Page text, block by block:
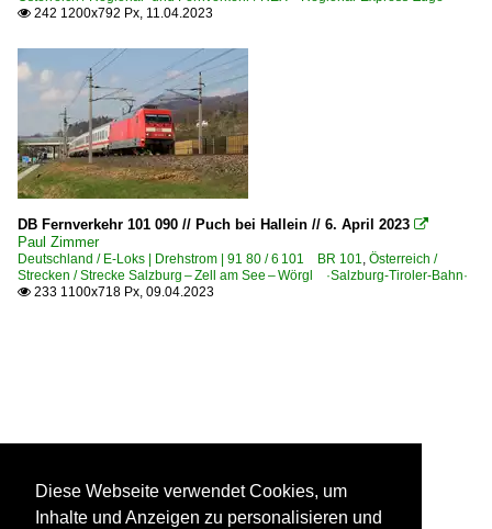
 242 1200x792 Px, 11.04.2023
DB Fernverkehr 101 090 // Puch bei Hallein // 6. April 2023 
Paul Zimmer
Deutschland / E-Loks | Drehstrom | 91 80 / 6 101 BR 101, Österreich /
Strecken / Strecke Salzburg – Zell am See – Wörgl ·Salzburg-Tiroler-Bahn·
 233 1100x718 Px, 09.04.2023
Diese Webseite verwendet Cookies, um
Inhalte und Anzeigen zu personalisieren und